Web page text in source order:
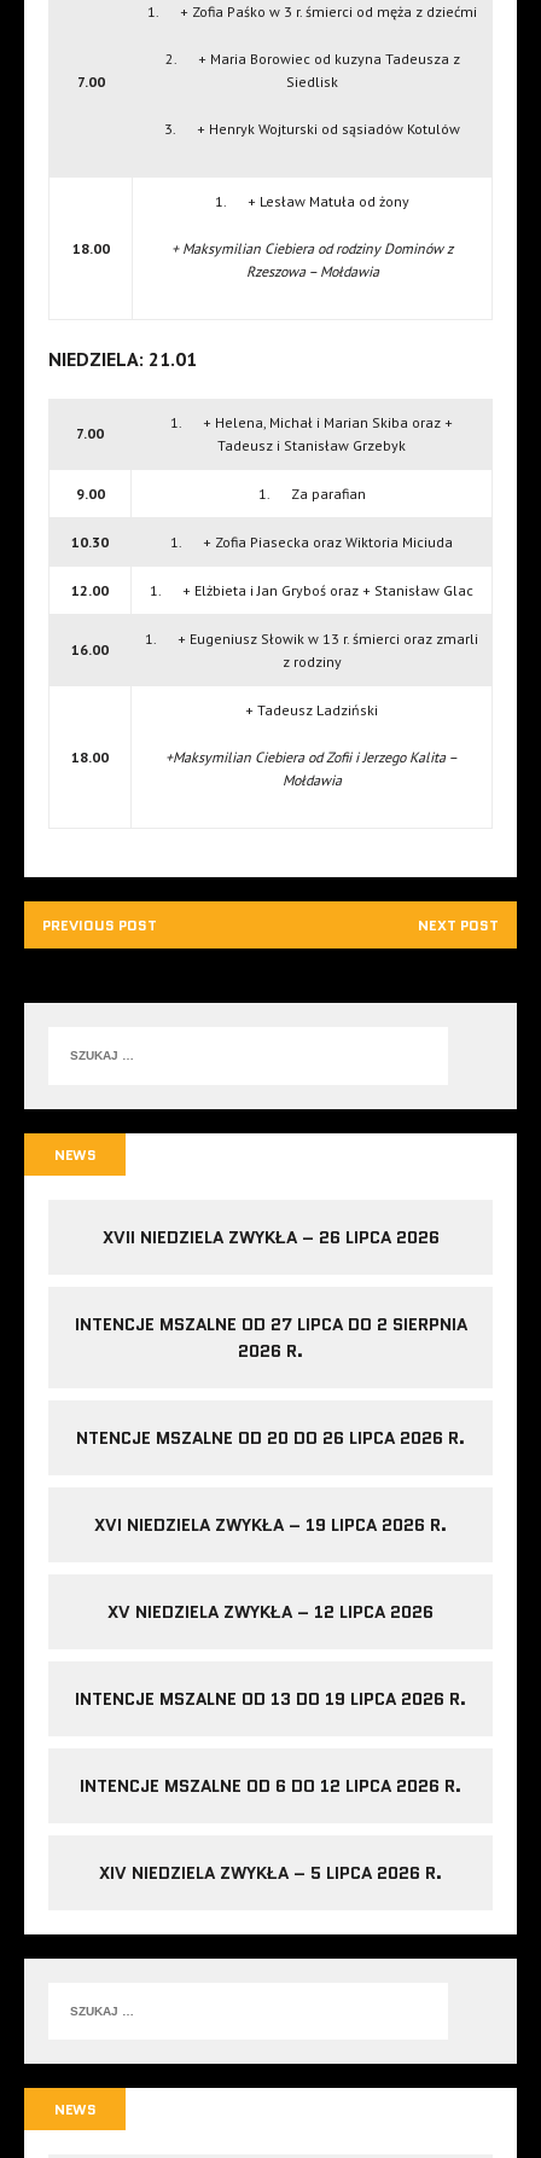
7.00
1. + Zofia Paśko w 3 r. śmierci od męża z dziećmi
2. + Maria Borowiec od kuzyna Tadeusza z
Siedlisk
3. + Henryk Wojturski od sąsiadów Kotulów
18.00
1. + Lesław Matuła od żony
+ Maksymilian Ciebiera od rodziny Dominów z
Rzeszowa – Mołdawia
NIEDZIELA: 21.01
7.00
1. + Helena, Michał i Marian Skiba oraz +
Tadeusz i Stanisław Grzebyk
9.00 1. Za parafian
10.30 1. + Zofia Piasecka oraz Wiktoria Miciuda
12.00 1. + Elżbieta i Jan Gryboś oraz + Stanisław Glac
16.00
1. + Eugeniusz Słowik w 13 r. śmierci oraz zmarli
z rodziny
18.00
+ Tadeusz Ladziński
+Maksymilian Ciebiera od Zofii i Jerzego Kalita –
Mołdawia
PREVIOUS POST NEXT POST
NEWS
XVII NIEDZIELA ZWYKŁA – 26 LIPCA 2026
INTENCJE MSZALNE OD 27 LIPCA DO 2 SIERPNIA
2026 R.
NTENCJE MSZALNE OD 20 DO 26 LIPCA 2026 R.
XVI NIEDZIELA ZWYKŁA – 19 LIPCA 2026 R.
XV NIEDZIELA ZWYKŁA – 12 LIPCA 2026
INTENCJE MSZALNE OD 13 DO 19 LIPCA 2026 R.
INTENCJE MSZALNE OD 6 DO 12 LIPCA 2026 R.
XIV NIEDZIELA ZWYKŁA – 5 LIPCA 2026 R.
NEWS